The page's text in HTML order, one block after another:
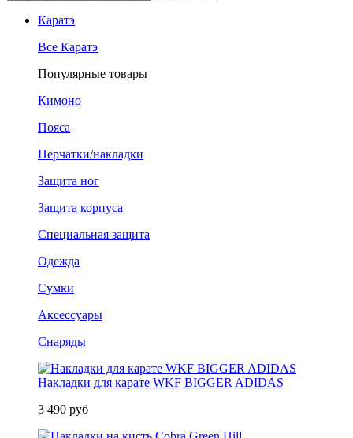
Каратэ
Все Каратэ
Популярные товары
Кимоно
Пояса
Перчатки/накладки
Защита ног
Защита корпуса
Специальная защита
Одежда
Сумки
Аксессуары
Снаряды
Накладки для карате WKF BIGGER ADIDAS
3 490 руб